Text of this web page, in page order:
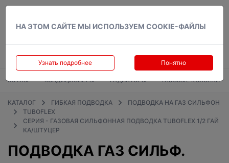
НА ЭТОМ САЙТЕ МЫ ИСПОЛЬЗУЕМ COOKIE-ФАЙЛЫ
Узнать подробнее Понятно
КОТЛЫ КОНДИЦИОНЕРЫ РАДИАТОРЫ ГАЗОВЫЕ КОЛОНКИ
КАТАЛОГ ГИБКАЯ ПОДВОДКА
ПОДВОДКА НА ГАЗ СИЛЬФОН
TUBOFLEX
СЕРИЯ - ГАЗОВАЯ СИЛЬФОННАЯ ПОДВОДКА TUBOFLEX 1/2 ГАЙ
КА/ШТУЦЕР
ПОДВОДКА ГАЗ СИЛЬФ.